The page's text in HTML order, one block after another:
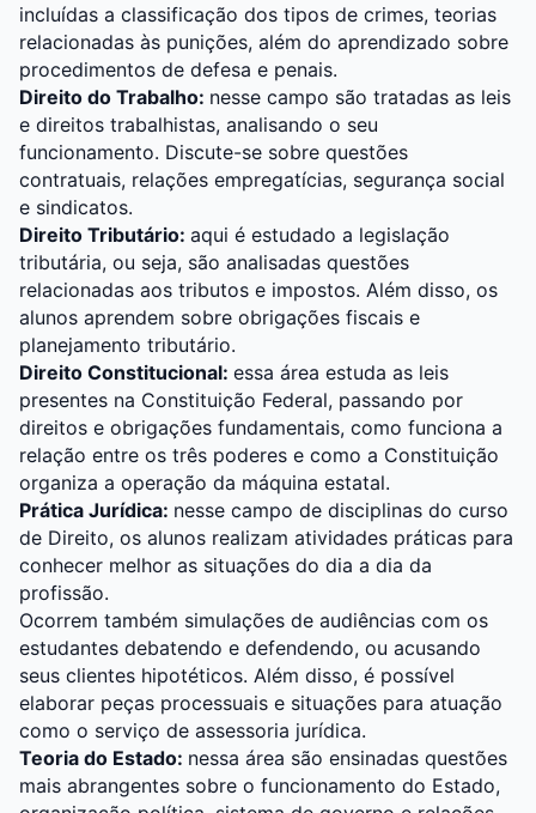
incluídas a classificação dos tipos de crimes, teorias
relacionadas às punições, além do aprendizado sobre
procedimentos de defesa e penais.
Direito do Trabalho: nesse campo são tratadas as leis
e direitos trabalhistas, analisando o seu
funcionamento. Discute-se sobre questões
contratuais, relações empregatícias, segurança social
e sindicatos.
Direito Tributário: aqui é estudado a legislação
tributária, ou seja, são analisadas questões
relacionadas aos tributos e impostos. Além disso, os
alunos aprendem sobre obrigações fiscais e
planejamento tributário.
Direito Constitucional: essa área estuda as leis
presentes na Constituição Federal, passando por
direitos e obrigações fundamentais, como funciona a
relação entre os três poderes e como a Constituição
organiza a operação da máquina estatal.
Prática Jurídica: nesse campo de disciplinas do curso
de Direito, os alunos realizam atividades práticas para
conhecer melhor as situações do dia a dia da
profissão.
Ocorrem também simulações de audiências com os
estudantes debatendo e defendendo, ou acusando
seus clientes hipotéticos. Além disso, é possível
elaborar peças processuais e situações para atuação
como o serviço de assessoria jurídica.
Teoria do Estado: nessa área são ensinadas questões
mais abrangentes sobre o funcionamento do Estado,